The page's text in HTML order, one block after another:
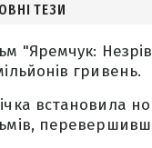
ТЕЗИ
"Яремчук:
гривень.
встановила